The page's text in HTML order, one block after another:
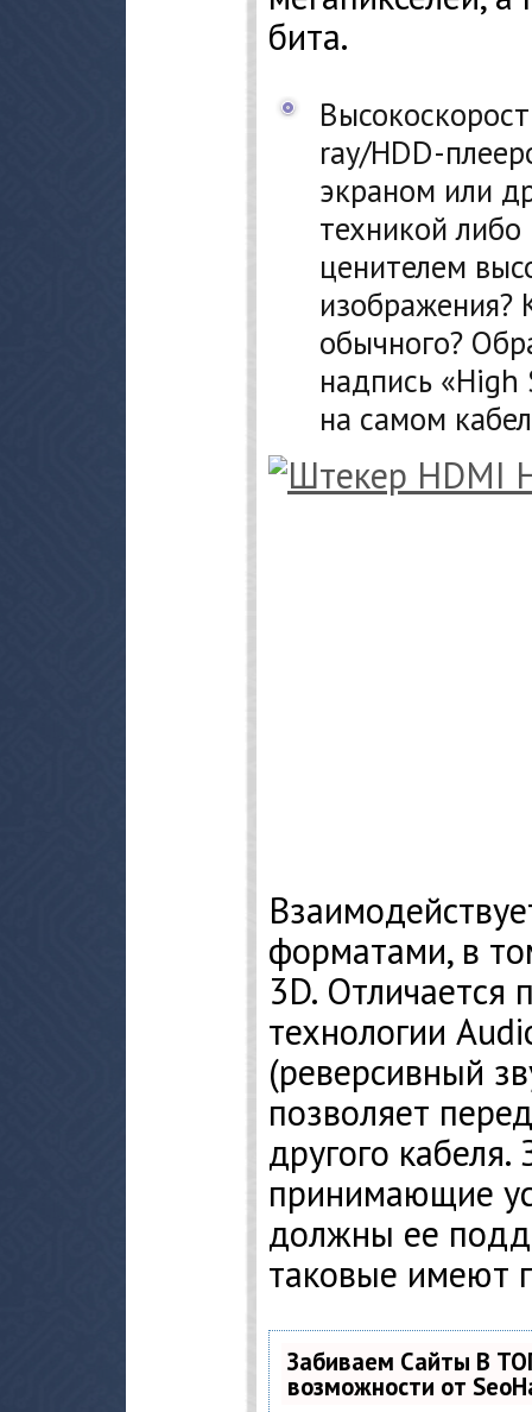
бита.
ray/HDD-
экраном или
техникой либо
ценителем
изображения?
обычного?
надпись «High
на самом
форматами, в
3D. Отличается
технологии
(реверсивный
позволяет
другого кабеля.
принимающие
должны ее
таковые имеют
Забиваем Сайты В
возможности от